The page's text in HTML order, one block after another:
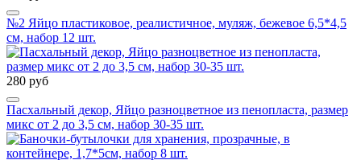
№2 Яйцо пластиковое, реалистичное, муляж, бежевое 6,5*4,5
см, набор 12 шт.
280 руб
Пасхальный декор, Яйцо разноцветное из пенопласта, размер
микс от 2 до 3,5 см, набор 30-35 шт.